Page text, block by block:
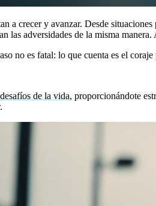
a crecer y avanzar. Desde
las adversidades de la misma
no es fatal: lo que cuenta es el coraje
desafíos de la vida, proporcionándote